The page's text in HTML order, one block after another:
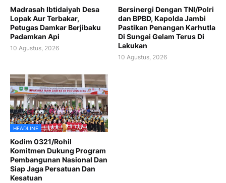
Madrasah Ibtidaiyah Desa
Lopak Aur Terbakar,
Petugas Damkar Berjibaku
Padamkan Api
10 Agustus, 2026
Bersinergi Dengan TNI/Polri
dan BPBD, Kapolda Jambi
Pastikan Penangan Karhutla
Di Sungai Gelam Terus Di
Lakukan
10 Agustus, 2026
HEADLINE
Kodim 0321/Rohil
Komitmen Dukung Program
Pembangunan Nasional Dan
Siap Jaga Persatuan Dan
Kesatuan